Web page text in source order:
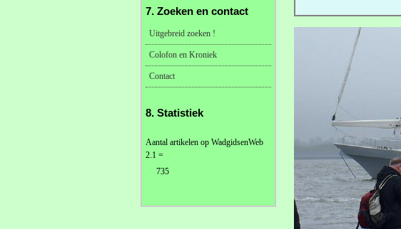
7. Zoeken en contact
Uitgebreid zoeken !
Colofon en Kroniek
Contact
8. Statistiek
Aantal artikelen op WadgidsenWeb
2.1 =
735